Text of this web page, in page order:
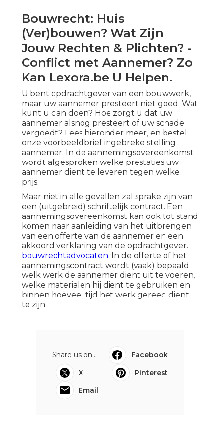
Bouwrecht: Huis
(Ver)bouwen? Wat Zijn
Jouw Rechten & Plichten? -
Conflict met Aannemer? Zo
Kan Lexora.be U Helpen.
U bent opdrachtgever van een bouwwerk,
maar uw aannemer presteert niet goed. Wat
kunt u dan doen? Hoe zorgt u dat uw
aannemer alsnog presteert of uw schade
vergoedt? Lees hieronder meer, en bestel
onze voorbeeldbrief ingebreke stelling
aannemer. In de aannemingsovereenkomst
wordt afgesproken welke prestaties uw
aannemer dient te leveren tegen welke
prijs.
Maar niet in alle gevallen zal sprake zijn van
een (uitgebreid) schriftelijk contract. Een
aannemingsovereenkomst kan ook tot stand
komen naar aanleiding van het uitbrengen
van een offerte van de aannemer en een
akkoord verklaring van de opdrachtgever.
bouwrechtadvocaten. In de offerte of het
aannemingscontract wordt (vaak) bepaald
welk werk de aannemer dient uit te voeren,
welke materialen hij dient te gebruiken en
binnen hoeveel tijd het werk gereed dient
te zijn
Share us on...
Facebook
X
Pinterest
Email